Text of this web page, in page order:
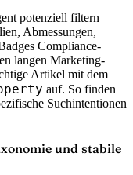
potenziell filtern
Abmessungen,
Compliance-
langen Marketing-
Artikel mit dem
auf. So finden
Suchintentionen
und stabile